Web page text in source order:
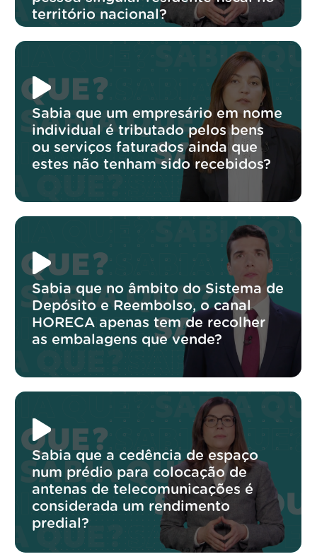
território nacional?
Sabia que um empresário em nome
individual é tributado pelos bens
ou serviços faturados ainda que
estes não tenham sido recebidos?
Sabia que no âmbito do Sistema de
Depósito e Reembolso, o canal
HORECA apenas tem de recolher
as embalagens que vende?
Sabia que a cedência de espaço
num prédio para colocação de
antenas de telecomunicações é
considerada um rendimento
predial?